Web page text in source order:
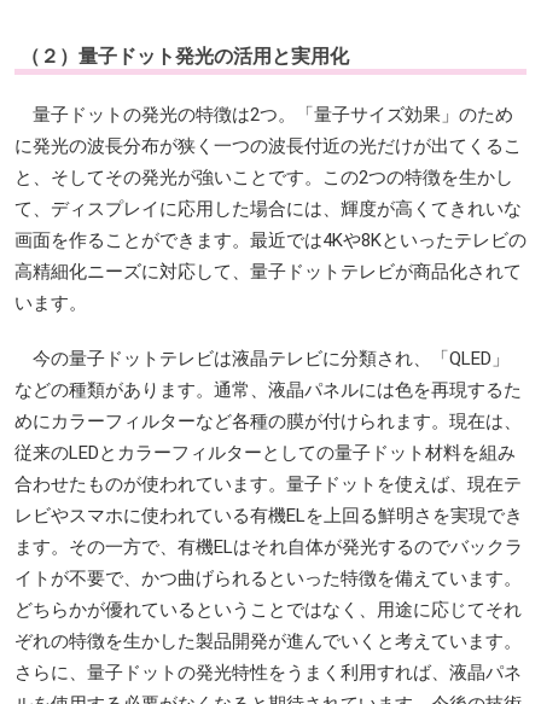
（２）量子ドット発光の活用と実用化
量子ドットの発光の特徴は2つ。「量子サイズ効果」のため
に発光の波長分布が狭く一つの波長付近の光だけが出てくるこ
と、そしてその発光が強いことです。この2つの特徴を生かし
て、ディスプレイに応用した場合には、輝度が高くてきれいな
画面を作ることができます。最近では4Kや8Kといったテレビの
高精細化ニーズに対応して、量子ドットテレビが商品化されて
います。
今の量子ドットテレビは液晶テレビに分類され、「QLED」
などの種類があります。通常、液晶パネルには色を再現するた
めにカラーフィルターなど各種の膜が付けられます。現在は、
従来のLEDとカラーフィルターとしての量子ドット材料を組み
合わせたものが使われています。量子ドットを使えば、現在テ
レビやスマホに使われている有機ELを上回る鮮明さを実現でき
ます。その一方で、有機ELはそれ自体が発光するのでバックラ
イトが不要で、かつ曲げられるといった特徴を備えています。
どちらかが優れているということではなく、用途に応じてそれ
ぞれの特徴を生かした製品開発が進んでいくと考えています。
さらに、量子ドットの発光特性をうまく利用すれば、液晶パネ